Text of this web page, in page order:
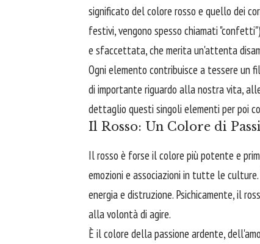
significato del colore rosso e quello dei
festivi, vengono spesso chiamati
e sfaccettata, che merita un'attenta
Ogni elemento contribuisce a tessere un
di importante riguardo alla nostra vita,
dettaglio questi singoli elementi per poi
Il Rosso: Un Colore di
Il rosso è forse il colore più potente e
emozioni e associazioni in tutte le
energia e distruzione. Psichicamente, il
alla volontà di agire.
È il colore della passione ardente,